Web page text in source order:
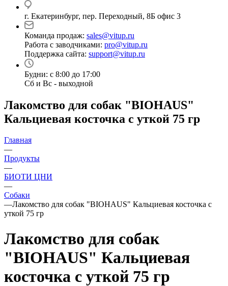
г. Екатеринбург, пер. Переходный, 8Б офис 3
Команда продаж: sales@vitup.ru
Работа с заводчиками: pro@vitup.ru
Поддержка сайта: support@vitup.ru
Будни: с 8:00 до 17:00
Сб и Вс - выходной
Лакомство для собак "BIOHAUS"
Кальциевая косточка с уткой 75 гр
Главная
—
Продукты
—
БИОТИ ЦНИ
—
Собаки
—Лакомство для собак "BIOHAUS" Кальциевая косточка с
уткой 75 гр
Лакомство для собак
"BIOHAUS" Кальциевая
косточка с уткой 75 гр